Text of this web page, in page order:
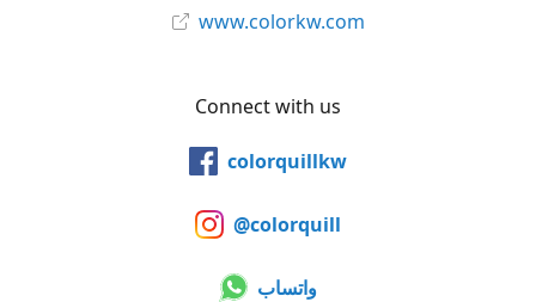
www.colorkw.com
Connect with us
colorquillkw
@colorquill
واتساب